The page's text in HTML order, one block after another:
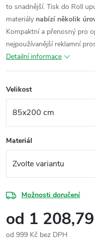
to snadnější. Tisk do Roll
materiály nabízí několik
Kompaktní a přenosný pro
nejpoužívanější reklamní
Detailní informace
Velikost
Materiál
Možnosti doručení
od 1
od 999 Kč bez DPH